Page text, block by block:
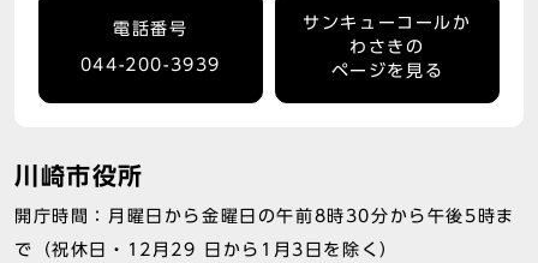
電話番号
044-200-3939
サンキューコールか
わさきの
ページを見る
川崎市役所
開庁時間：月曜日から金曜日の午前8時30分から午後5時ま
で（祝休日・12月29 日から1月3日を除く）